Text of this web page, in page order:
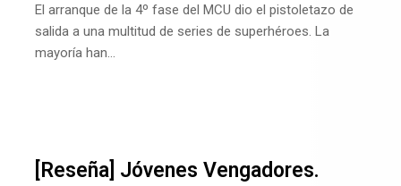
El arranque de la 4º fase del MCU dio el pistoletazo de
salida a una multitud de series de superhéroes. La
mayoría han…
[Reseña] Jóvenes Vengadores.